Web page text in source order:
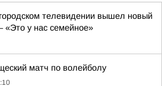
телевидении вышел новый
«Это у нас семейное»
матч по волейболу